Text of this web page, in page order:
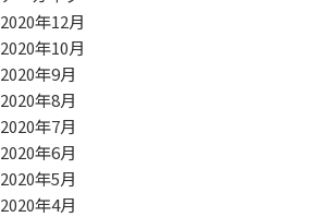
2020年12月
2020年10月
2020年9月
2020年8月
2020年7月
2020年6月
2020年5月
2020年4月